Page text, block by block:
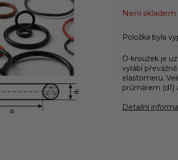
cena:
Není skladem
Položka byla
O-kroužek je
vyrábí
elastomeru.
průměrem (d1)
Detailní